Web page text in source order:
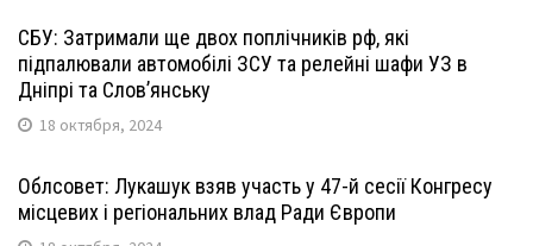
СБУ: Затримали ще двох поплічників рф, які
підпалювали автомобілі ЗСУ та релейні шафи УЗ в
Дніпрі та Слов’янську
18 октября, 2024
Облсовет: Лукашук взяв участь у 47-й сесії Конгресу
місцевих і регіональних влад Ради Європи